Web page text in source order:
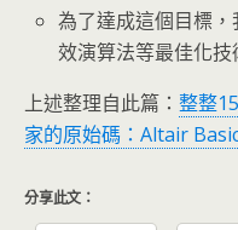
為了達成這個目標
效演算法等最佳化技
上述整理自此篇： 整整
家的原始碼：Altair
分享此文：